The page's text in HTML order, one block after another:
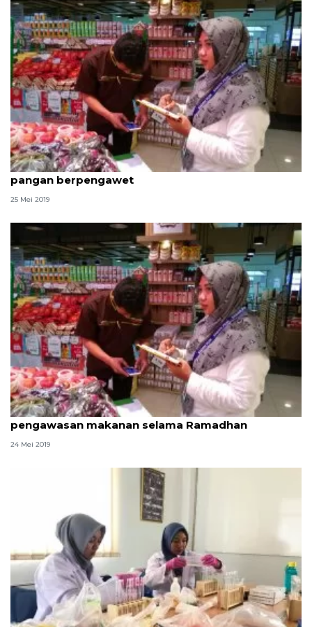
BPOM Tangerang harapkan warga waspadai
pangan berpengawet
25 Mei 2019
BPOM Tangerang tidak lengah lakukan
pengawasan makanan selama Ramadhan
24 Mei 2019